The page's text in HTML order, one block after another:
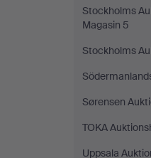
Stockholms
Magasin 5
Stockholms
Sørensen
TOKA
Uppsala